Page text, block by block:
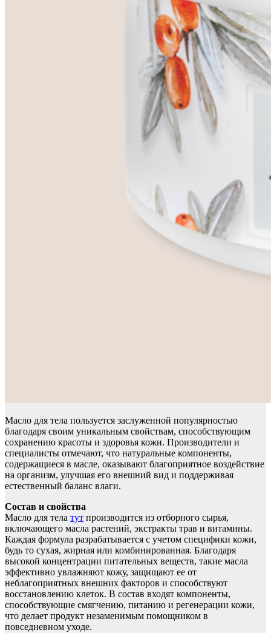
Масло для тела пользуется заслуженной популярностью
благодаря своим уникальным свойствам, способствующим
сохранению красоты и здоровья кожи. Производители и
специалисты отмечают, что натуральные компоненты,
содержащиеся в масле, оказывают благоприятное воздействие
на организм, улучшая его внешний вид и поддерживая
естественный баланс влаги.
Состав и свойства
Масло для тела тут производится из отборного сырья,
включающего масла растений, экстракты трав и витамины.
Каждая формула разрабатывается с учетом специфики кожи,
будь то сухая, жирная или комбинированная. Благодаря
высокой концентрации питательных веществ, такие масла
эффективно увлажняют кожу, защищают ее от
неблагоприятных внешних факторов и способствуют
восстановлению клеток. В состав входят компоненты,
способствующие смягчению, питанию и регенерации кожи,
что делает продукт незаменимым помощником в
повседневном уходе.